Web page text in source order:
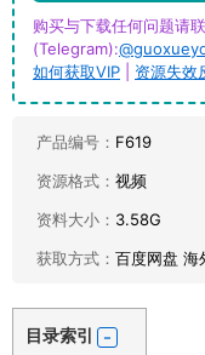
购买与下载任何问题请
(Telegram):
如何获取VIP
资源失效
产品编号： F619
资源格式： 视频
资料大小： 3.58G
获取方式： 百度网盘 海
目录索引